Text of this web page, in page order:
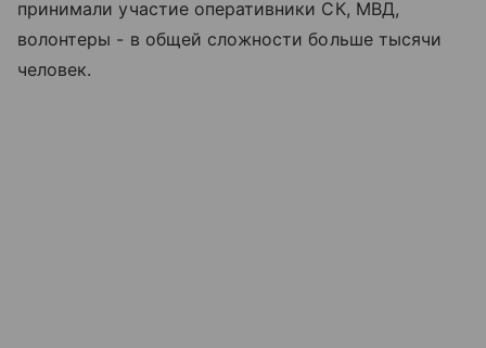
принимали участие оперативники СК, МВД,
волонтеры - в общей сложности больше тысячи
человек.